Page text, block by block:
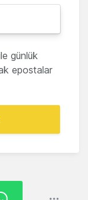
günlük
epostalar